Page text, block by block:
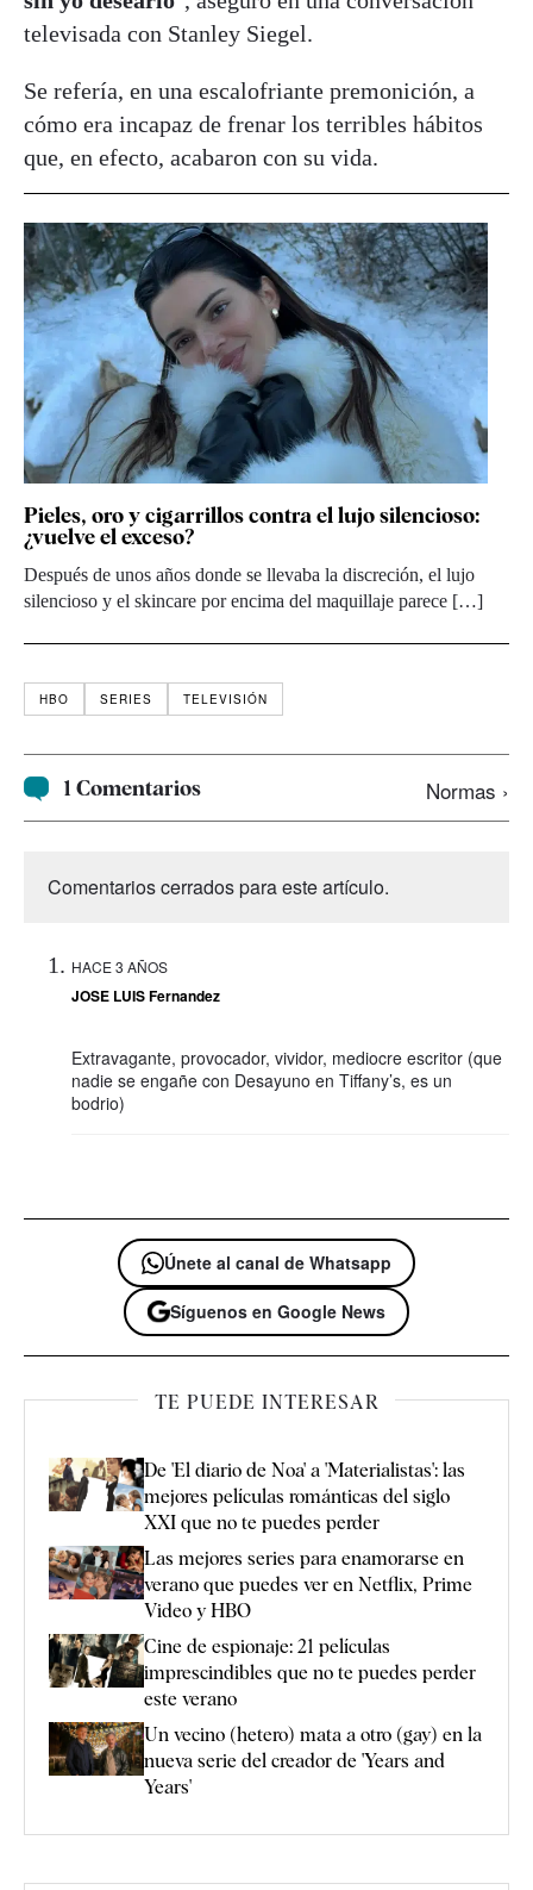
televisada con Stanley Siegel.
Se refería, en una escalofriante premonición, a
cómo era incapaz de frenar los terribles hábitos
que, en efecto, acabaron con su vida.
Pieles, oro y cigarrillos contra el lujo silencioso:
¿vuelve el exceso?
Después de unos años donde se llevaba la discreción, el lujo
silencioso y el skincare por encima del maquillaje parece […]
HBO SERIES TELEVISIÓN
1 Comentarios Normas ›
Comentarios cerrados para este artículo.
HACE 3 AÑOS
JOSE LUIS Fernandez
Extravagante, provocador, vividor, mediocre escritor (que
nadie se engañe con Desayuno en Tiffany’s, es un
bodrio)
Únete al canal de Whatsapp
Síguenos en Google News
TE PUEDE INTERESAR
De 'El diario de Noa' a 'Materialistas': las
mejores películas románticas del siglo
XXI que no te puedes perder
Las mejores series para enamorarse en
verano que puedes ver en Netflix, Prime
Video y HBO
Cine de espionaje: 21 películas
imprescindibles que no te puedes perder
este verano
Un vecino (hetero) mata a otro (gay) en la
nueva serie del creador de 'Years and
Years'